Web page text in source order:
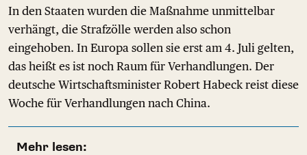
In den Staaten wurden die Maßnahme unmittelbar
verhängt, die Strafzölle werden also schon
eingehoben. In Europa sollen sie erst am 4. Juli gelten,
das heißt es ist noch Raum für Verhandlungen. Der
deutsche Wirtschaftsminister Robert Habeck reist diese
Woche für Verhandlungen nach China.
Mehr lesen: